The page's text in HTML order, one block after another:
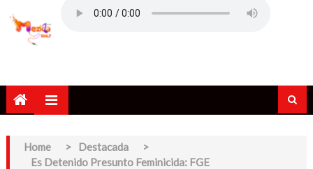
Home > Destacada
>
Es Detenido Presunto Feminicida: FGE